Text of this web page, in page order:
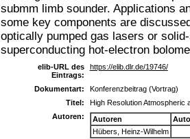
submm limb sounder. Applications
some key components are
optically pumped gas lasers or
superconducting hot-electron
elib-URL des
Eintrags:
https://elib.dlr.de/19746/
Dokumentart:
Konferenzbeitrag (Vortrag)
Titel:
High Resolution Atmospheric
Autoren:
Autoren
Hübers, Heinz-Wilhelm